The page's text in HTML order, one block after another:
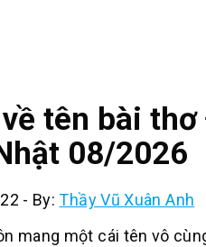
tên bài
08/2026
- By:Thầy Vũ Xuân Anh
mang một cái tên vô